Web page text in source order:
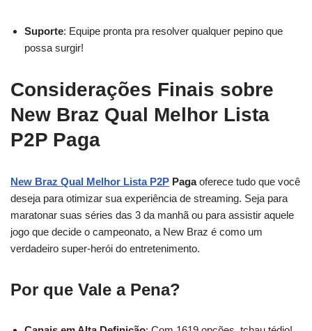
Suporte: Equipe pronta pra resolver qualquer pepino que
possa surgir!
Considerações Finais sobre
New Braz Qual Melhor Lista
P2P Paga
New Braz Qual Melhor Lista P2P Pagaoferece tudo que você
deseja para otimizar sua experiência de streaming. Seja para
maratonar suas séries das 3 da manhã ou para assistir aquele
jogo que decide o campeonato, a New Braz é como um
verdadeiro super-herói do entretenimento.
Por que Vale a Pena?